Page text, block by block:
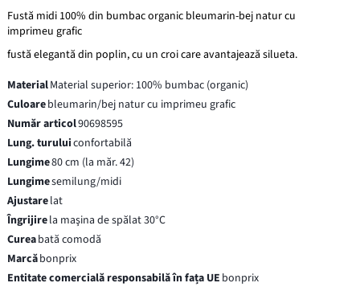
Fustă midi 100% din bumbac organic bleumarin-bej natur cu
imprimeu grafic
fustă elegantă din poplin, cu un croi care avantajează silueta.
MaterialMaterial superior: 100% bumbac (organic)
Culoarebleumarin/bej natur cu imprimeu grafic
Număr articol90698595
Lung. turuluiconfortabilă
Lungime80 cm (la măr. 42)
Lungimesemilung/midi
Ajustarelat
Îngrijirela maşina de spălat 30°C
Cureabată comodă
Marcăbonprix
Entitate comercială responsabilă în fața UE bonprix